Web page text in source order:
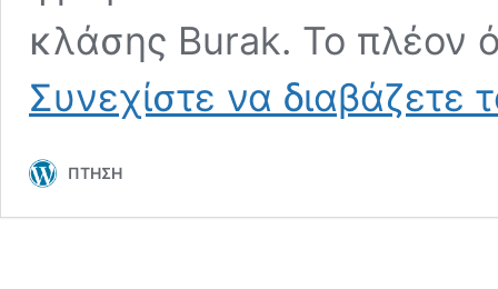
κλάσης Burak. To πλέον
Συνεχίστε να διαβάζετε
ΠΤΗΣΗ